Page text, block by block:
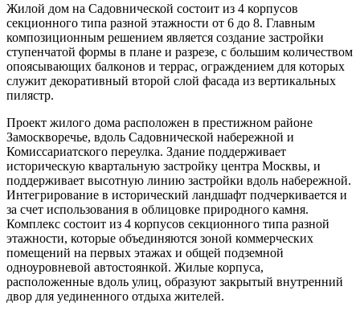
Жилой дом на Садовнической состоит из 4 корпусов
секционного типа разной этажности от 6 до 8. Главным
композиционным решением является создание застройки
ступенчатой формы в плане и разрезе, с большим количеством
опоясывающих балконов и террас, ограждением для которых
служит декоративный второй слой фасада из вертикальных
пилястр.
Проект жилого дома расположен в престижном районе
Замоскворечье, вдоль Садовнической набережной и
Комиссариатского переулка. Здание поддерживает
историческую квартальную застройку центра Москвы, и
поддерживает высотную линию застройки вдоль набережной.
Интегрирование в исторический ландшафт подчеркивается и
за счет использования в облицовке природного камня.
Комплекс состоит из 4 корпусов секционного типа разной
этажности, которые объединяются зоной коммерческих
помещений на первых этажах и общей подземной
одноуровневой автостоянкой. Жилые корпуса,
расположенные вдоль улиц, образуют закрытый внутренний
двор для уединенного отдыха жителей.